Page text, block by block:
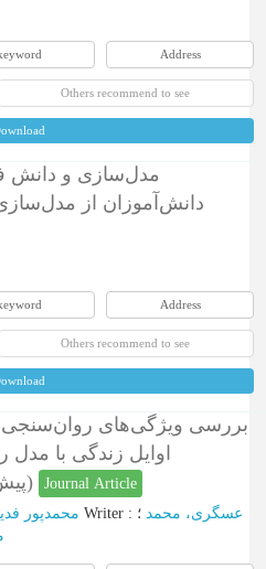
Address
Others recommend to see
مدل‌سازی و
دانش‌آموزان از
Address
Others recommend to see
بررسی ویژگی‏‌های روان‌سنجی
اوایل زندگی با
پیش‌دبستانی (4-6 ساله) مشهد)
Journal Article
محمدپور Writer : عسگری، محمد ؛